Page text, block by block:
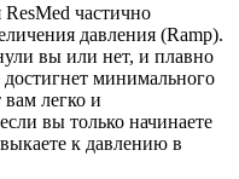
частично
давления (Ramp).
вы или нет, и плавно
минимального
вам легко и
вы только начинаете
к давлению в